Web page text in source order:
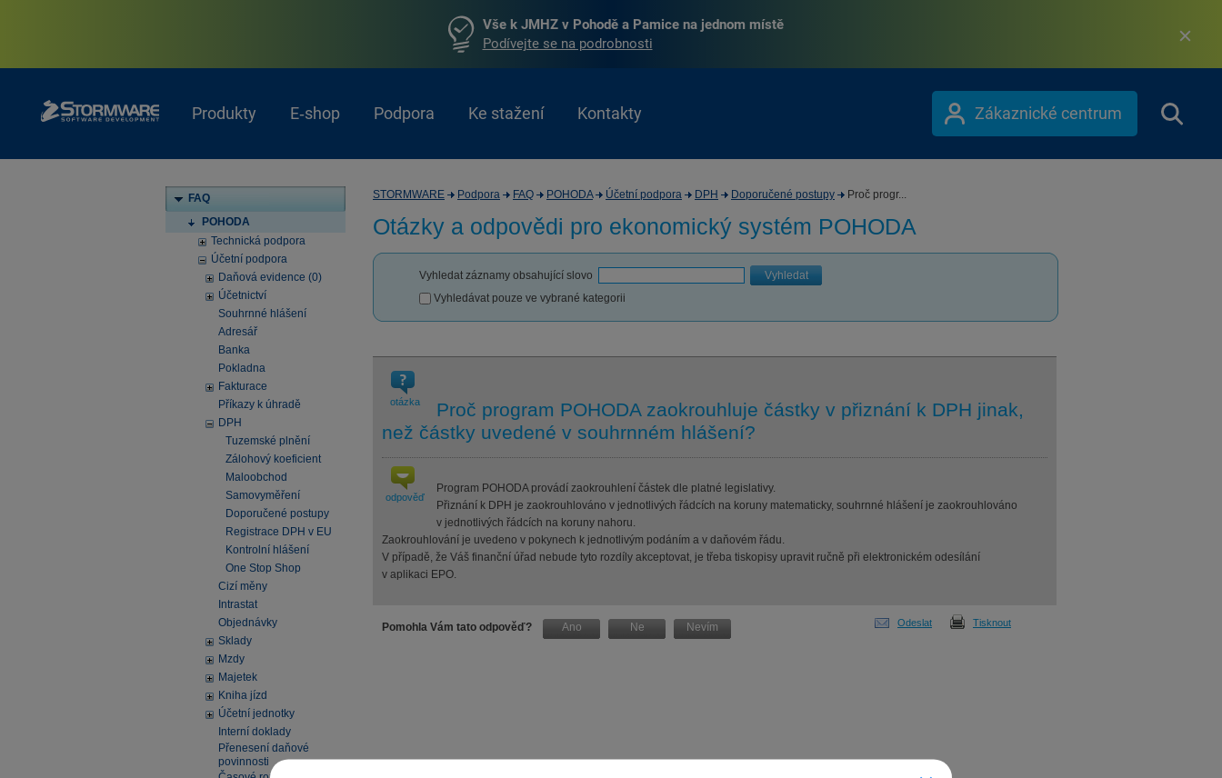
Vše k JMHZ v Pohodě a Pamice na jednom místě
Podívejte se na podrobnosti
Produkty E‑shop Podpora Ke stažení Kontakty Zákaznické centrum
FAQ
POHODA
Technická podpora
Účetní podpora
Daňová evidence (0)
Účetnictví
Souhrnné hlášení
Adresář
Banka
Pokladna
Fakturace
Příkazy k úhradě
DPH
Tuzemské plnění
Zálohový koeficient
Maloobchod
Samovyměření
Doporučené postupy
Registrace DPH v EU
Kontrolní hlášení
One Stop Shop
Cizí měny
Intrastat
Objednávky
Sklady
Mzdy
Majetek
Kniha jízd
Účetní jednotky
Interní doklady
Přenesení daňové
povinnosti
STORMWARE Podpora FAQ POHODA Účetní podpora DPH Doporučené postupy Proč progr...
Otázky a odpovědi pro ekonomický systém POHODA
Vyhledat záznamy obsahující slovo
Vyhledat
Vyhledávat pouze ve vybrané kategorii
otázka
Proč program POHODA zaokrouhluje částky v přiznání k DPH jinak,
než částky uvedené v souhrnném hlášení?
odpověď
Program POHODA provádí zaokrouhlení částek dle platné legislativy.
Přiznání k DPH je zaokrouhlováno v jednotlivých řádcích na koruny matematicky, souhrnné hlášení je zaokrouhlováno
v jednotlivých řádcích na koruny nahoru.
Zaokrouhlování je uvedeno v pokynech k jednotlivým podáním a v daňovém řádu.
V případě, že Váš finanční úřad nebude tyto rozdíly akceptovat, je třeba tiskopisy upravit ručně při elektronickém odesílání
v aplikaci EPO.
Pomohla Vám tato odpověď? Ano Ne Nevím Odeslat Tisknout